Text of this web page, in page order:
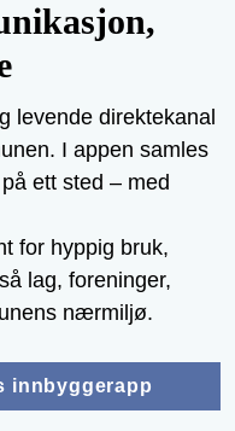
levende direktekanal
I appen samles
ett sted – med
for hyppig bruk,
lag, foreninger,
nærmiljø.
innbyggerapp